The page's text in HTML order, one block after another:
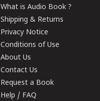
What is Audio Book ?
Shipping & Returns
Privacy Notice
Conditions of Use
About Us
Contact Us
Request a Book
Help / FAQ